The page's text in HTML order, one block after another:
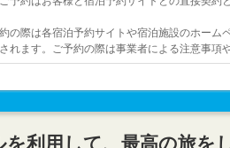
際は各宿泊予約サイトや宿泊施設のホーム
ます。ご予約の際は事業者による注意事項
利用して、最高の旅を